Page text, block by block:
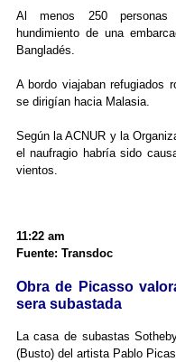
Al menos 250 personas
hundimiento de una
Bangladés.
A bordo viajaban refugiados
se dirigían hacia Malasia.
Según la ACNUR y la
el naufragio habría sido
vientos.
11:22 am
Fuente: Transdoc
Obra de Picasso
sera subastada
La casa de subastas
(Busto) del artista Pablo